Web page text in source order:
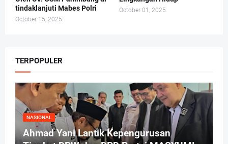
tindaklanjuti Mabes Polri
October 15, 2025
October 01, 2025
TERPOPULER
NASIONAL
Ahmad Yani Lantik Kepengurusan